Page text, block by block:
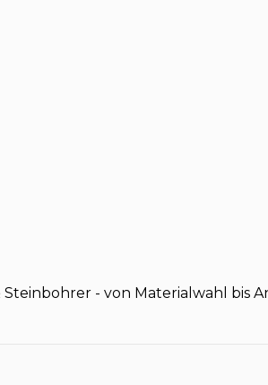
- von Materialwahl bis